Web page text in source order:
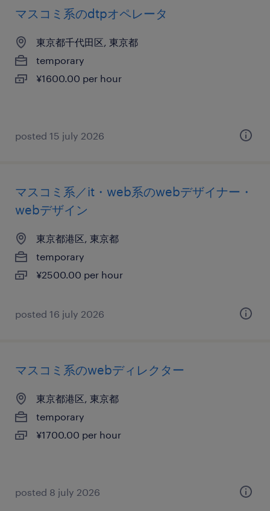
マスコミ系のdtpオペレータ
東京都千代田区, 東京都
temporary
¥1600.00 per hour
posted 15 july 2026
マスコミ系／it・web系のwebデザイナー・
webデザイン
東京都港区, 東京都
temporary
¥2500.00 per hour
posted 16 july 2026
マスコミ系のwebディレクター
東京都港区, 東京都
temporary
¥1700.00 per hour
posted 8 july 2026